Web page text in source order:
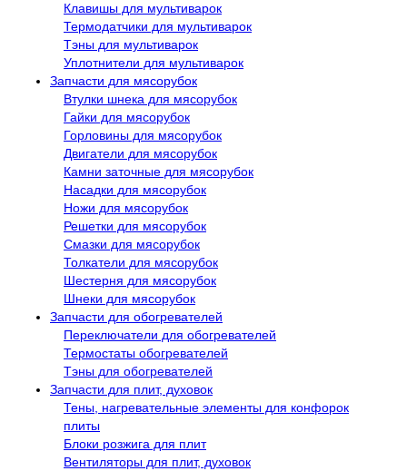
Клавишы для мультиварок
Термодатчики для мультиварок
Тэны для мультиварок
Уплотнители для мультиварок
Запчасти для мясорубок
Втулки шнека для мясорубок
Гайки для мясорубок
Горловины для мясорубок
Двигатели для мясорубок
Камни заточные для мясорубок
Насадки для мясорубок
Ножи для мясорубок
Решетки для мясорубок
Смазки для мясорубок
Толкатели для мясорубок
Шестерня для мясорубок
Шнеки для мясорубок
Запчасти для обогревателей
Переключатели для обогревателей
Термостаты обогревателей
Тэны для обогревателей
Запчасти для плит, духовок
Тены, нагревательные элементы для конфорок
плиты
Блоки розжига для плит
Вентиляторы для плит, духовок